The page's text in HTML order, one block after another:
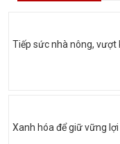
Tiếp sức nhà nông, vượt
Xanh hóa để giữ vững